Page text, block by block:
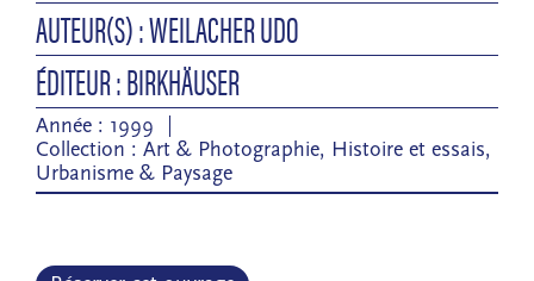
AUTEUR(S) : WEILACHER UDO
ÉDITEUR : BIRKHÄUSER
Année : 1999
Collection : Art & Photographie, Histoire et essais,
Urbanisme & Paysage